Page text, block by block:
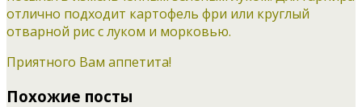
отлично подходит картофель фри или круглый
отварной рис с луком и морковью.
Приятного Вам аппетита!
Похожие посты